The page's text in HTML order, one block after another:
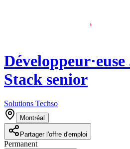
Stack senior
Solutions Techso
Montréal
Partager l'offre d'emploi
Permanent